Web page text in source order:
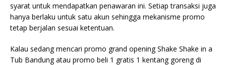
syarat untuk mendapatkan penawaran ini. Setiap transaksi juga
hanya berlaku untuk satu akun sehingga mekanisme promo
tetap berjalan sesuai ketentuan.
Kalau sedang mencari promo grand opening Shake Shake in a
Tub Bandung atau promo beli 1 gratis 1 kentang goreng di